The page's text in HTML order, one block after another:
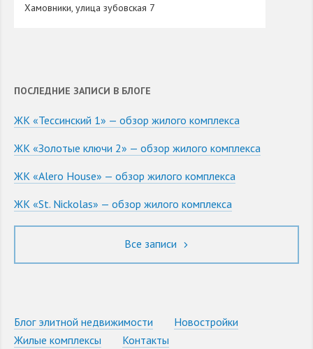
Хамовники, улица зубовская 7
ПОСЛЕДНИЕ ЗАПИСИ В БЛОГЕ
ЖК «Тессинский 1» — обзор жилого комплекса
ЖК «Золотые ключи 2» — обзор жилого комплекса
ЖК «Alero House» — обзор жилого комплекса
ЖК «St. Nickolas» — обзор жилого комплекса
Все записи
Блог элитной недвижимости
Новостройки
Жилые комплексы
Контакты